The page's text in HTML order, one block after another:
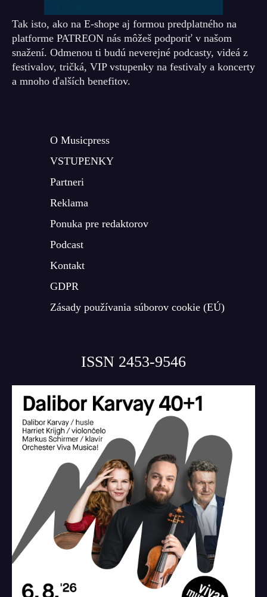
Tak isto, ako na E-shope aj formou predplatného na
platforme PATREON nás môžeš podporiť v našom
snažení. Odmenou ti budú neverejné podcasty, videá z
festivalov, tričká, VIP vstupenky na festivaly a koncerty
a mnoho ďalších benefitov.
O Musicpress
VSTUPENKY
Partneri
Reklama
Ponuka pre redaktorov
Podcast
Kontakt
GDPR
Zásady používania súborov cookie (EÚ)
ISSN 2453-9546